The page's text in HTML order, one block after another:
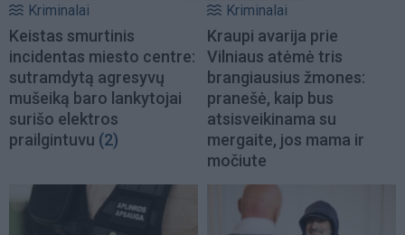
Kriminalai
Keistas smurtinis
incidentas miesto centre:
sutramdytą agresyvų
mušeiką baro lankytojai
surišo elektros
prailgintuvu (2)
Kriminalai
Kraupi avarija prie
Vilniaus atėmė tris
brangiausius žmones:
pranešė, kaip bus
atsisveikinama su
mergaite, jos mama ir
močiute